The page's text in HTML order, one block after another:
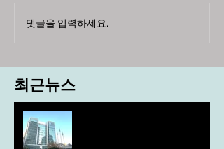
댓글을 입력하세요.
최근뉴스